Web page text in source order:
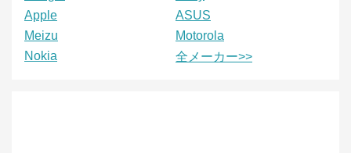
Apple
ASUS
Meizu
Motorola
Nokia
全メーカー>>